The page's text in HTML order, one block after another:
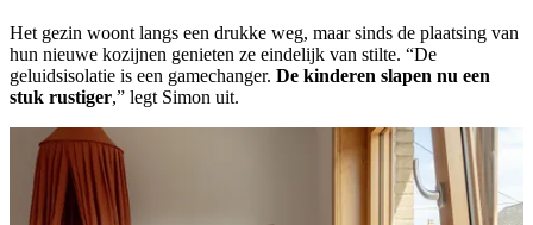
Het gezin woont langs een drukke weg, maar sinds de plaatsing van
hun nieuwe kozijnen genieten ze eindelijk van stilte. “De
geluidsisolatie is een gamechanger. De kinderen slapen nu een
stuk rustiger,” legt Simon uit.